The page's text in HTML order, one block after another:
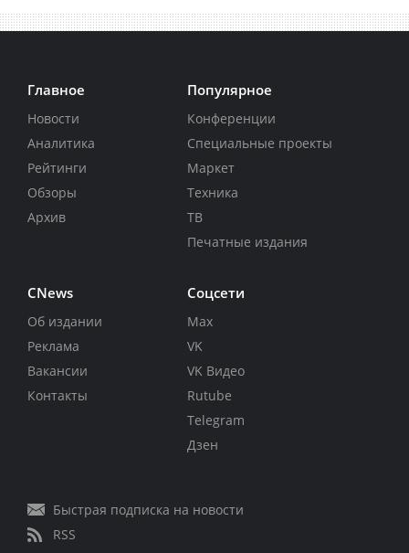
Главное
Новости
Аналитика
Рейтинги
Обзоры
Архив
Популярное
Конференции
Специальные проекты
Маркет
Техника
ТВ
Печатные издания
CNews
Об издании
Реклама
Вакансии
Контакты
Соцсети
Max
VK
VK Видео
Rutube
Telegram
Дзен
Быстрая подписка на новости
RSS